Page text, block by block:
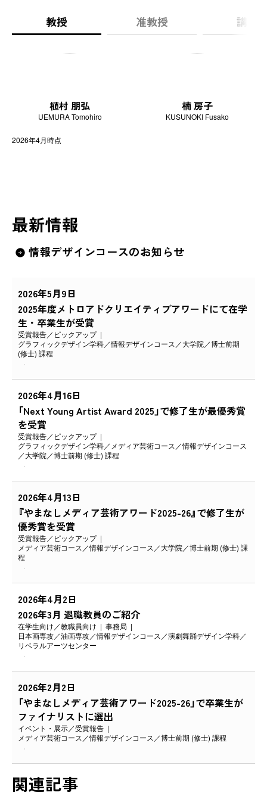
教授 准教授 講師
植村 朋弘
UEMURA Tomohiro
楠 房子
KUSUNOKI Fusako
2026年4月時点
最新情報
情報デザインコースのお知らせ
2026年5月9日
2025年度メトロアドクリエイティブアワードにて在学
生・卒業生が受賞
受賞報告
ピックアップ
グラフィックデザイン学科
情報デザインコース 大学院
博士前期
(修士) 課程
2026年4月16日
「Next Young Artist Award 2025」で修了生が最優秀賞
を受賞
受賞報告
ピックアップ
グラフィックデザイン学科
メディア芸術コース
情報デザインコース
大学院
博士前期 (修士) 課程
2026年4月13日
『やまなしメディア芸術アワード2025-26』で修了生が
優秀賞を受賞
受賞報告
ピックアップ
メディア芸術コース
情報デザインコース 大学院
博士前期 (修士) 課
程
2026年4月2日
2026年3月 退職教員のご紹介
在学生向け 教職員向け
事務局
日本画専攻
油画専攻 情報デザインコース
演劇舞踊デザイン学科
リベラルアーツセンター
2026年2月2日
「やまなしメディア芸術アワード2025-26」で卒業生が
ファイナリストに選出
イベント・展示
受賞報告
メディア芸術コース
情報デザインコース 博士前期 (修士) 課程
関連記事